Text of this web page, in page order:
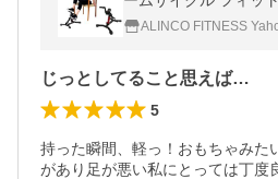
ダイエット
ALINCO FITNESS
じっとしてること思えば…
5
持った瞬間、軽っ！おもちゃみた
があり足が悪い私にとっては丁度